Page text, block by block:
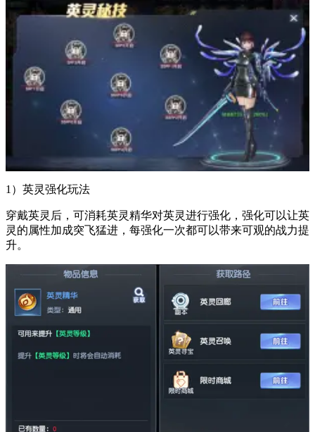
1）英灵强化玩法
穿戴英灵后，可消耗英灵精华对英灵进行强化，强化可以让英
灵的属性加成突飞猛进，每强化一次都可以带来可观的战力提
升。